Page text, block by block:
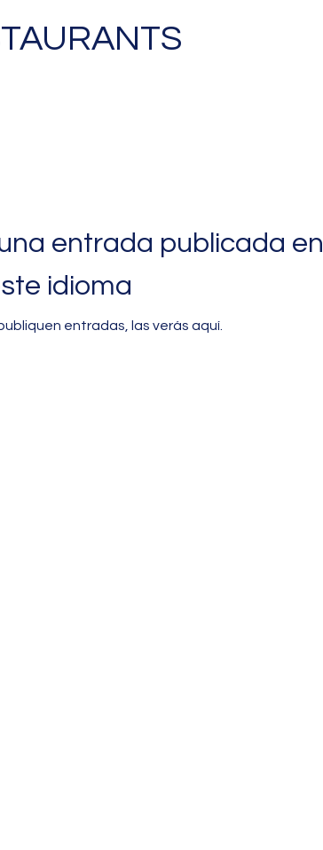
entrada publicada en
idioma
entradas, las verás aquí.